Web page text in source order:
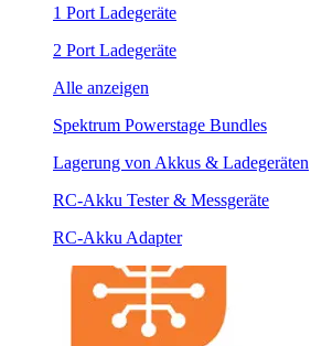
1 Port Ladegeräte
2 Port Ladegeräte
Alle anzeigen
Spektrum Powerstage Bundles
Lagerung von Akkus & Ladegeräten
RC-Akku Tester & Messgeräte
RC-Akku Adapter